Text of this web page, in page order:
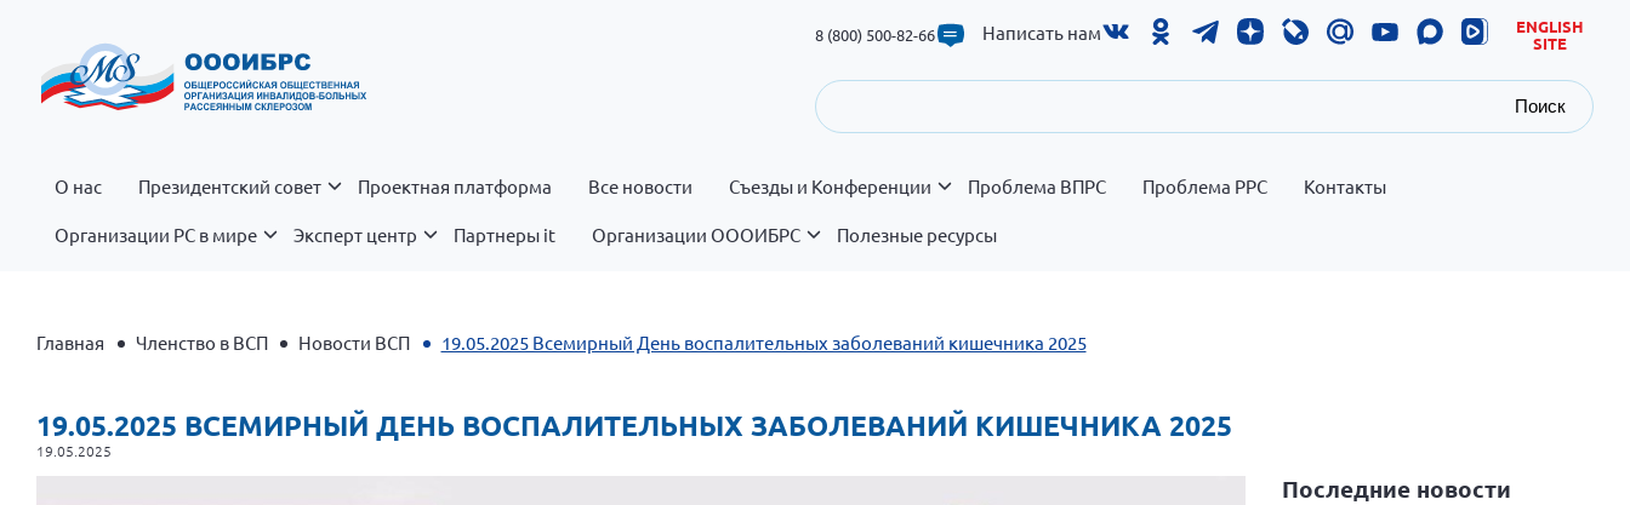
8 (800) 500-82-66 Написать нам
ENGLISH
SITE
Поиск
О нас Президентский совет Проектная платформа Все новости Съезды и Конференции Проблема ВПРС Проблема РРС Контакты
Организации РС в мире Эксперт центр Партнеры it Организации ОООИБРС Полезные ресурсы
Главная Членство в ВСП Новости ВСП 19.05.2025 Всемирный День воспалительных заболеваний кишечника 2025
19.05.2025 ВСЕМИРНЫЙ ДЕНЬ ВОСПАЛИТЕЛЬНЫХ ЗАБОЛЕВАНИЙ КИШЕЧНИКА 2025
19.05.2025
Последние новости